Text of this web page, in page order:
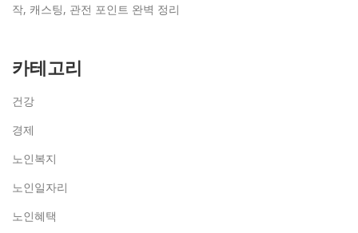
작, 캐스팅, 관전 포인트 완벽 정리
카테고리
건강
경제
노인복지
노인일자리
노인혜택